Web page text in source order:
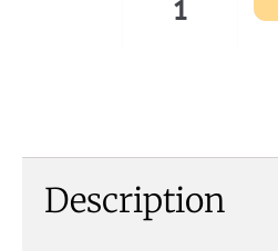
Description